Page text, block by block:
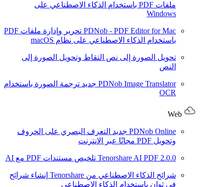
ملفات PDF باستخدام الذكاء الاصطناعي على
Windows
PDNob - PDF Editor for Mac
تحرير وإدارة ملفات PDF
باستخدام الذكاء الاصطناعي على نظام macOS
تحويل الصورة إلى نص التقاط وتحويل الصورة إلى
النص
PDNob Image Translator جديد ترجمة الصورة باستخدام
OCR
PDNob Online جديد التعرف البصري على الحروف
وتحويل PDF مجانًا عبر الإنترنت
Tenorshare AI PDF 2.0.0 تلخيص مستندات PDF مع AI
شرائح الذكاء الاصطناعي من Tenorshare
إنشاء شرائح
في ثوانٍ باستخدام الذكاء الاصطناعي